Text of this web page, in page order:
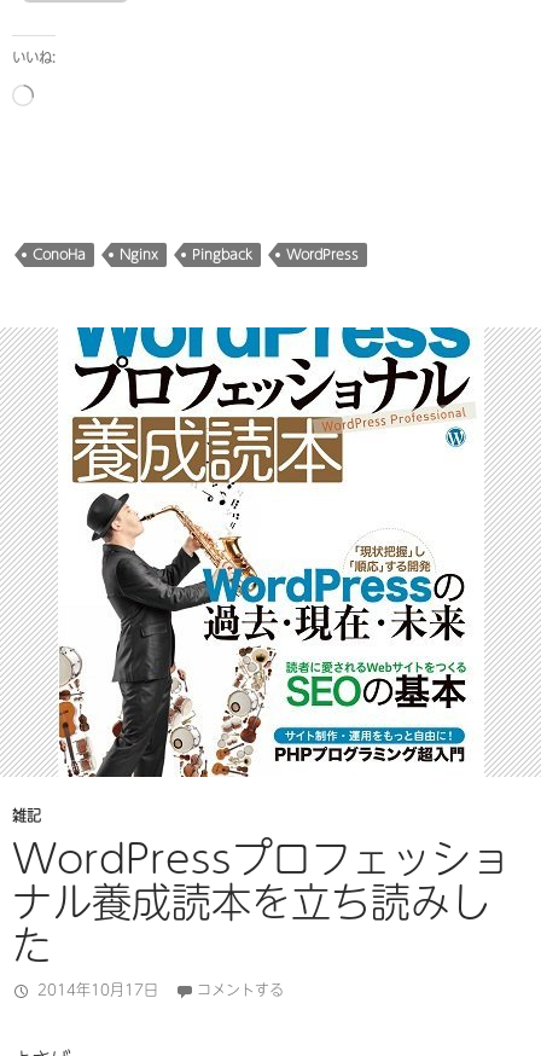
いいね:
読
ConoHa Nginx Pingback WordPress
雑記
WordPressプロフェッショ
ナル養成読本を立ち読みし
た
2014年10月17日 コメントする